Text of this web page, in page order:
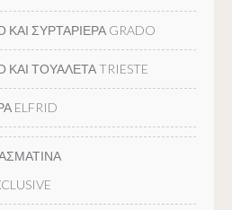
ΣΥΡΤΑΡΙΕΡΑ GRADO
ΤΟΥΑΛΕΤΑ TRIESTE
ELFRID